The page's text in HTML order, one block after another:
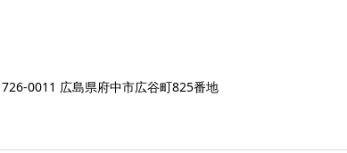
0011 広島県府中市広谷町825番地